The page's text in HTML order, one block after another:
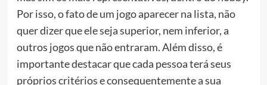
Por isso, o fato de um jogo aparecer na lista, não
quer dizer que ele seja superior, nem inferior, a
outros jogos que não entraram. Além disso, é
importante destacar que cada pessoa terá seus
próprios critérios e consequentemente a sua